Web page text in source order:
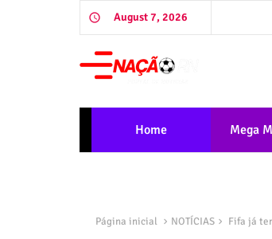
August 7, 2026
Home Mega
Página inicial NOTÍCIAS Fifa já